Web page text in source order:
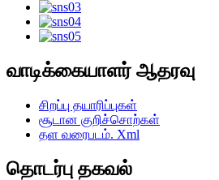
வாடிக்கையாளர் ஆதரவு
சிறப்பு தயாரிப்புகள்
சூடான குறிச்சொற்கள்
தள வரைபடம். Xml
தொடர்பு தகவல்